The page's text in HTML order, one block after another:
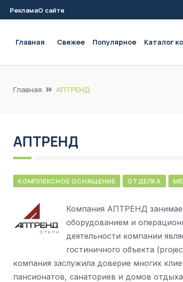
РекламаО сайте
Главная Свежее Популярное Каталог
Главная АПТРЕНД
АПТРЕНД
КОМПЛЕКСНОЕ ОСНАЩЕНИЕ ОТДЕЛКА
Компания АПТРЕНД
оборудованием и
деятельности компании
гостиничного объекта
компания заслужила доверие многих
пансионатов, санаториев и домов